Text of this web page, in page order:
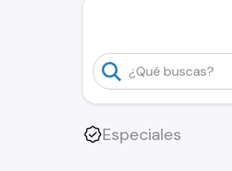
Especiales